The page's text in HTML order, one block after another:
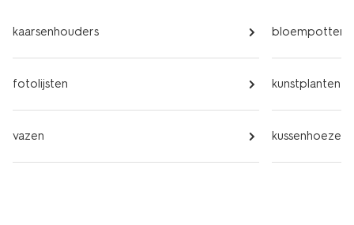
kaarsenhouders
fotolijsten
vazen
bloempotten
kunstplanten
kussenhoezen